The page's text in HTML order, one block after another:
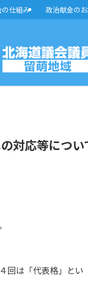
仕組み 政治献金の
対応等につい
回は「代表格」とい